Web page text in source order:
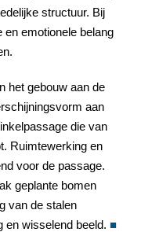
structuur. Bij
emotionele belang
het gebouw aan de
aan
die van
Ruimtewerking en
voor de passage.
geplante bomen
van de stalen
en wisselend beeld. ■